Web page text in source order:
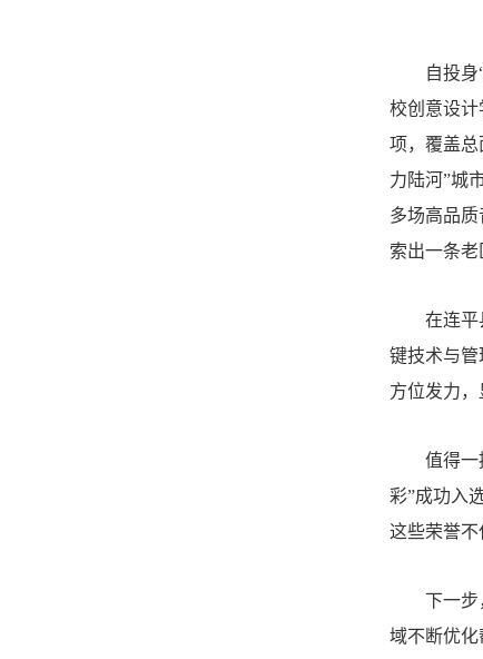
自投
校创意设计
项，覆盖总
力陆河”城
多场高品
索出一条老
在连平
键技术与
方位发力
值得一
彩”成功入
这些荣誉不
下一
域不断优化